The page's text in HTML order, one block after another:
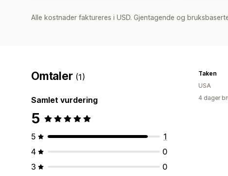
Alle kostnader faktureres i USD. Gjentagende og
Omtaler (1)
Samlet vurdering
5
5
1
4
0
3
0
Taken
USA
4 dager